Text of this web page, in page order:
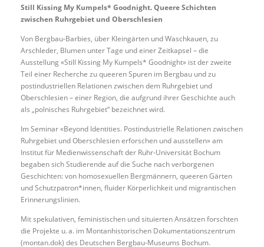
Still Kissing My Kumpels* Goodnight. Queere Schichten
zwischen Ruhrgebiet und Oberschlesien
Von Bergbau-Barbies, über Kleingärten und Waschkauen, zu
Arschleder, Blumen unter Tage und einer Zeitkapsel – die
Ausstellung «Still Kissing My Kumpels* Goodnight» ist der zweite
Teil einer Recherche zu queeren Spuren im Bergbau und zu
postindustriellen Relationen zwischen dem Ruhrgebiet und
Oberschlesien – einer Region, die aufgrund ihrer Geschichte auch
als „polnisches Ruhrgebiet“ bezeichnet wird.
Im Seminar «Beyond Identities. Postindustrielle Relationen zwischen
Ruhrgebiet und Oberschlesien erforschen und ausstellen» am
Institut für Medienwissenschaft der Ruhr-Universität Bochum
begaben sich Studierende auf die Suche nach verborgenen
Geschichten: von homosexuellen Bergmännern, queeren Gärten
und Schutzpatron*innen, fluider Körperlichkeit und migrantischen
Erinnerungslinien.
Mit spekulativen, feministischen und situierten Ansätzen forschten
die Projekte u. a. im Montanhistorischen Dokumentationszentrum
(montan.dok) des Deutschen Bergbau-Museums Bochum.